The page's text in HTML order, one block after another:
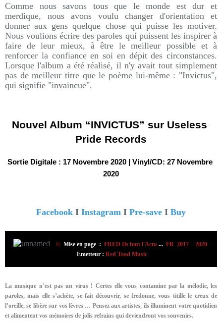
Comme nous savons tous que le monde est dur et
merdique, nous avons voulu changer d'orientation et
donner aux gens quelque chose qui puisse les motiver.
Nous voulions écrire des paroles qui puissent les inspirer à
faire de leur mieux, à être le meilleur possible et à
renforcer la confiance en soi en dépit des circonstances.
Lorsque l'album a été réalisé, il n'y avait tout simplement
pas de meilleur titre que le poème lui-même : "Invictus",
qui signifie "invaincue".
Nouvel Album “INVICTUS” sur Useless
Pride Records
Sortie Digitale : 17 Novembre 2020 | Vinyl/CD: 27 Novembre
2020
Facebook I Instagram I Pre-save I Buy
© Mise en page : FRED Ils font l'Actu ... FR 2017 - 2020
Emetteur : Red Toad Music
La musique n’est pas un virus ! Certes elle vous contamine par la mélodie, les
paroles, mais elle s’achète, se fait découvrir, se fredonne, vous titille le creux de
l’oreille, se libère sur vos lèvres … Pensez aux artistes, ils illuminent votre quotidien
et alimentent vos mémoires de jolis refrains qui deviendront vos souvenirs.